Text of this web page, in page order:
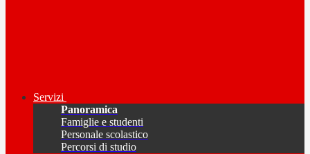
Servizi
Panoramica
Famiglie e studenti
Personale scolastico
Percorsi di studio